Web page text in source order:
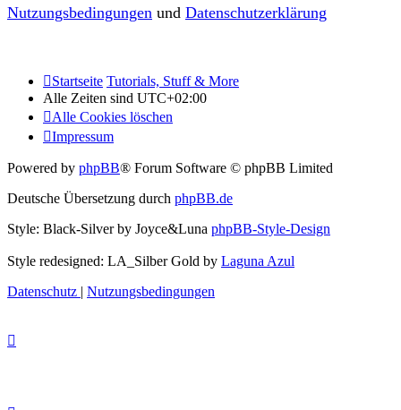
Nutzungsbedingungen und Datenschutzerklärung
Startseite Tutorials, Stuff & More
Alle Zeiten sind UTC+02:00
Alle Cookies löschen
Impressum
Powered by phpBB® Forum Software © phpBB Limited
Deutsche Übersetzung durch phpBB.de
Style: Black-Silver by Joyce&Luna phpBB-Style-Design
Style redesigned: LA_Silber Gold by Laguna Azul
Datenschutz | Nutzungsbedingungen